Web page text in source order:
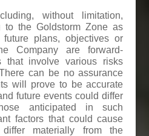
without limitation,
to the Goldstorm Zone as
plans, objectives or
Company are forward-
that involve various risks
can be no assurance
will prove to be accurate
future events could differ
anticipated in such
factors that could cause
materially from the